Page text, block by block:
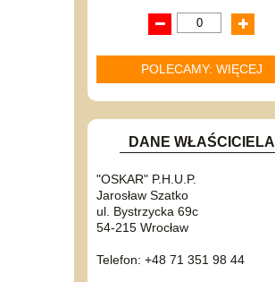
POLECAMY: WIĘCEJ
DANE WŁAŚCICIELA
"OSKAR" P.H.U.P.
Jarosław Szatko
ul. Bystrzycka 69c
54-215 Wrocław
Telefon: +48 71 351 98 44